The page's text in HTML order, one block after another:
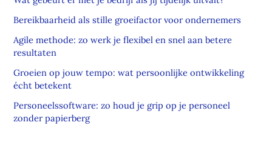
Bereikbaarheid als stille groeifactor voor ondernemers
Agile methode: zo werk je flexibel en snel aan betere
resultaten
Groeien op jouw tempo: wat persoonlijke ontwikkeling
écht betekent
Personeelssoftware: zo houd je grip op je personeel
zonder papierberg